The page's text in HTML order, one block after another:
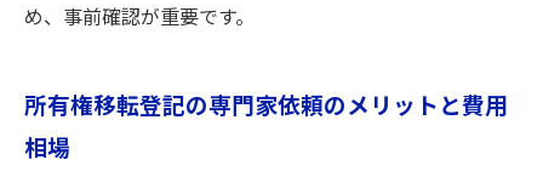
め、事前確認が重要です。
所有権移転登記の専門家依頼のメリットと費用
相場